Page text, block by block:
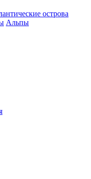
острова
Альпы